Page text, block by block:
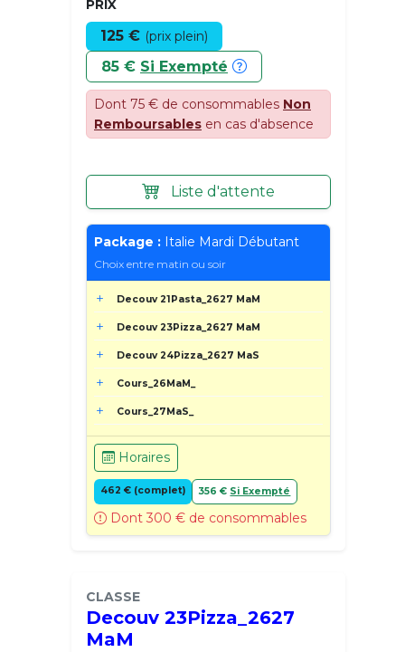
PRIX
125 € (prix plein)
85 € Si Exempté
Dont 75 € de consommables Non
Remboursables en cas d'absence
Liste d'attente
Package : Italie Mardi Débutant
Choix entre matin ou soir
Decouv 21Pasta_2627 MaM
Decouv 23Pizza_2627 MaM
Decouv 24Pizza_2627 MaS
Cours_26MaM_
Cours_27MaS_
Horaires
462 € (complet) 356 € Si Exempté
Dont 300 € de consommables
CLASSE
Decouv 23Pizza_2627
MaM